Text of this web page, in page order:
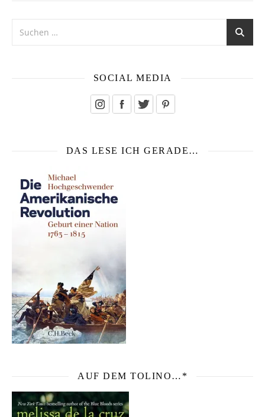
SOCIAL MEDIA
DAS LESE ICH GERADE…
AUF DEM TOLINO…*